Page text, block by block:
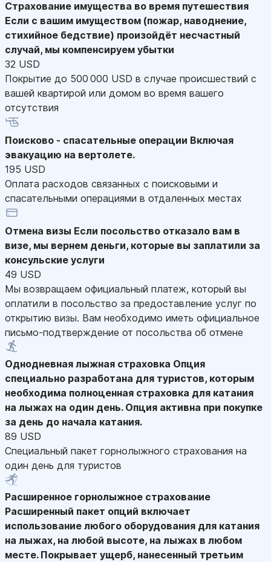
Страхование имущества во время путешествия
Если с вашим имуществом (пожар, наводнение,
стихийное бедствие) произойдёт несчастный
случай, мы компенсируем убытки
32 USD
Покрытие до 500 000 USD в случае происшествий с
вашей квартирой или домом во время вашего
отсутствия
Поисково - спасательные операции Включая
эвакуацию на вертолете.
195 USD
Оплата расходов связанных с поисковыми и
спасательными операциями в отдаленных местах
Отмена визы Если посольство отказало вам в
визе, мы вернем деньги, которые вы заплатили за
консульские услуги
49 USD
Мы возвращаем официальный платеж, который вы
оплатили в посольство за предоставление услуг по
открытию визы. Вам необходимо иметь официальное
письмо-подтверждение от посольства об отмене
Однодневная лыжная страховка Опция
специально разработана для туристов, которым
необходима полноценная страховка для катания
на лыжах на один день. Опция активна при покупке
за день до начала катания.
89 USD
Специальный пакет горнолыжного страхования на
один день для туристов
Расширенное горнолыжное страхование
Расширенный пакет опций включает
использование любого оборудования для катания
на лыжах, на любой высоте, на лыжах в любом
месте. Покрывает ущерб, нанесенный третьим